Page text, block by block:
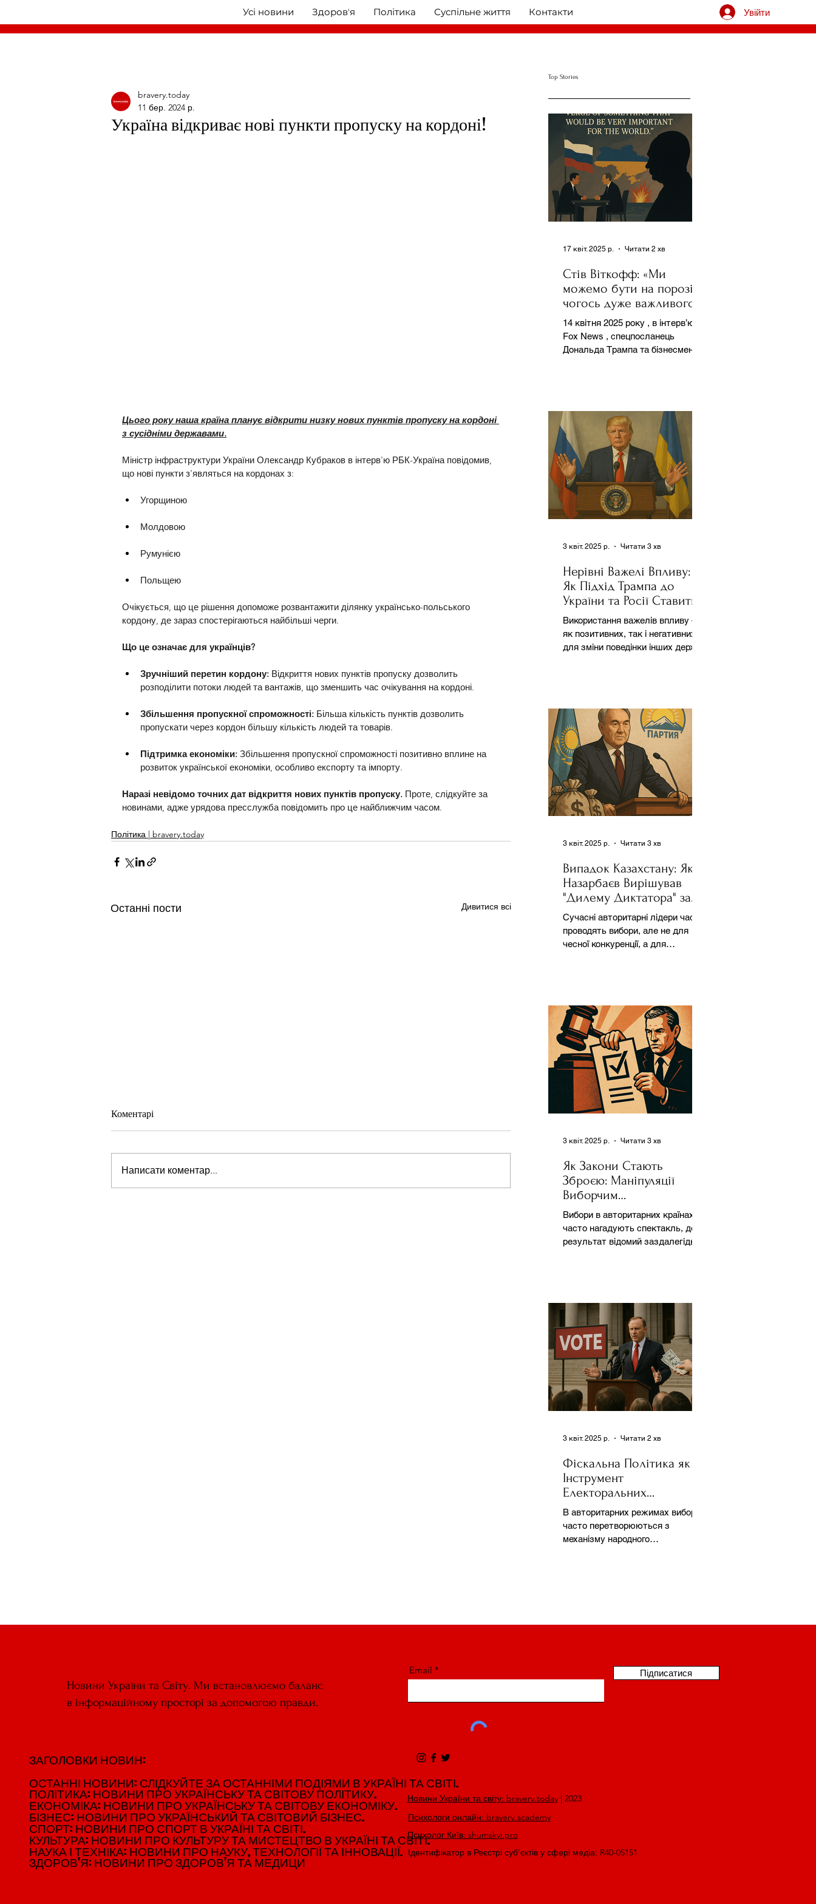
Усі новини Здоровʼя Політика Суспільне життя Контакти Увійти
Україна відкриває нові пункти пропуску на кордоні!
bravery.today
11 бер. 2024 р.
Цього року наша країна планує відкрити низку нових пунктів пропуску на кордоні
з сусідніми державами.
Міністр інфраструктури України Олександр Кубраков в інтерв'ю РБК-Україна повідомив,
що нові пункти з'являться на кордонах з:
Угорщиною
Молдовою
Румунією
Польщею
Очікується, що це рішення допоможе розвантажити ділянку українсько-польського
кордону, де зараз спостерігаються найбільші черги.
Що це означає для українців?
Зручніший перетин кордону: Відкриття нових пунктів пропуску дозволить
розподілити потоки людей та вантажів, що зменшить час очікування на кордоні.
Збільшення пропускної спроможності: Більша кількість пунктів дозволить
пропускати через кордон більшу кількість людей та товарів.
Підтримка економіки: Збільшення пропускної спроможності позитивно вплине на
розвиток української економіки, особливо експорту та імпорту.
Наразі невідомо точних дат відкриття нових пунктів пропуску. Проте, слідкуйте за
новинами, адже урядова пресслужба повідомить про це найближчим часом.
Політика | bravery.today
Останні пости Дивитися всі
Коментарі
Написати коментар...
Top Stories
Стів Віткофф: «Ми
можемо бути на порозі
чогось дуже важливого
для світу» — але що це
означає?
14 квітня 2025 року , в інтерв’ю на
Fox News , спецпосланець
Дональда Трампа та бізнесмен
17 квіт. 2025 р. Читати 2 хв
Нерівні Важелі Впливу:
Як Підхід Трампа до
України та Росії Ставить
під Сумнів Американську
Держполітику
Використання важелів впливу –
як позитивних, так і негативних –
для зміни поведінки інших держав
3 квіт. 2025 р. Читати 3 хв
Випадок Казахстану: Як
Назарбаєв Вирішував
"Дилему Диктатора" за
Допомогою Ресурсів та
Партії
Сучасні авторитарні лідери часто
проводять вибори, але не для
чесної конкуренції, а для
3 квіт. 2025 р. Читати 3 хв
Як Закони Стають
Зброєю: Маніпуляції
Виборчим
Законодавством в
Автократіях
Вибори в авторитарних країнах
часто нагадують спектакль, де
результат відомий заздалегідь.
3 квіт. 2025 р. Читати 3 хв
Фіскальна Політика як
Інструмент
Електоральних
Маніпуляцій в
Автократіях
В авторитарних режимах вибори
часто перетворюються з
механізму народного
3 квіт. 2025 р. Читати 2 хв
Новини України та Світу. Ми встановлюємо баланс
в інформаційному просторі за допомогою правди.
ЗАГОЛОВКИ НОВИН:
ОСТАННІ НОВИНИ: СЛІДКУЙТЕ ЗА ОСТАННІМИ ПОДІЯМИ В УКРАЇНІ ТА СВІТІ.
ПОЛІТИКА: НОВИНИ ПРО УКРАЇНСЬКУ ТА СВІТОВУ ПОЛІТИКУ.
ЕКОНОМІКА: НОВИНИ ПРО УКРАЇНСЬКУ ТА СВІТОВУ ЕКОНОМІКУ.
БІЗНЕС: НОВИНИ ПРО УКРАЇНСЬКИЙ ТА СВІТОВИЙ БІЗНЕС.
СПОРТ: НОВИНИ ПРО СПОРТ В УКРАЇНІ ТА СВІТІ.
КУЛЬТУРА: НОВИНИ ПРО КУЛЬТУРУ ТА МИСТЕЦТВО В УКРАЇНІ ТА СВІТІ.
НАУКА І ТЕХНІКА: НОВИНИ ПРО НАУКУ, ТЕХНОЛОГІЇ ТА ІННОВАЦІЇ.
ЗДОРОВ'Я: НОВИНИ ПРО ЗДОРОВ'Я ТА МЕДИЦИ
ЗАГОЛОВКИ НОВИН:
ОСТАННІ НОВИНИ: СЛІДКУЙТЕ ЗА ОСТАННІМИ ПОДІЯМИ В УКРАЇНІ ТА СВІТІ.
ПОЛІТИКА: НОВИНИ ПРО УКРАЇНСЬКУ ТА СВІТОВУ ПОЛІТИКУ.
ЕКОНОМІКА: НОВИНИ ПРО УКРАЇНСЬКУ ТА СВІТОВУ ЕКОНОМІКУ.
БІЗНЕС: НОВИНИ ПРО УКРАЇНСЬКИЙ ТА СВІТОВИЙ БІЗНЕС.
СПОРТ: НОВИНИ ПРО СПОРТ В УКРАЇНІ ТА СВІТІ.
КУЛЬТУРА: НОВИНИ ПРО КУЛЬТУРУ ТА МИСТЕЦТВО В УКРАЇНІ ТА СВІТІ.
НАУКА І ТЕХНІКА: НОВИНИ ПРО НАУКУ, ТЕХНОЛОГІЇ ТА ІННОВАЦІЇ.
ЗДОРОВ'Я: НОВИНИ ПРО ЗДОРОВ'Я ТА МЕДИЦИ
Email Підписатися
Новини України та світу: bravery.today| 2023
Психологи онлайн: bravery.academy
Психолог Київ: shumskyi.pro
Ідентифікатор в Реєстрі суб’єктів у сфері медіа: R40-05151